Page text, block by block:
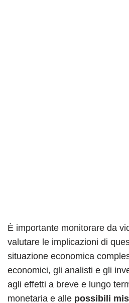
È importante monitorare da
valutare le implicazioni di
situazione economica
economici, gli analisti e gli
agli effetti a breve e lungo
monetaria e alle possibili